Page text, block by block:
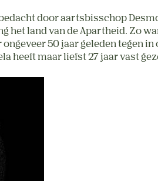
door aartsbisschop
land van de Apartheid. Zo
50 jaar geleden tegen
heeft maar liefst 27 jaar vast